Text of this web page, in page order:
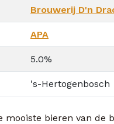
Brouwerij D'n
APA
5.0%
's-Hertogenbosch
mooiste bieren van de